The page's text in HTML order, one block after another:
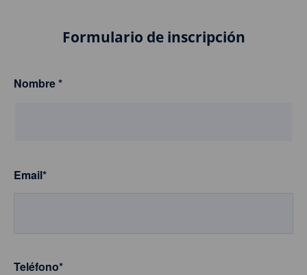
Formulario de inscripción
Nombre*
Email*
Teléfono*